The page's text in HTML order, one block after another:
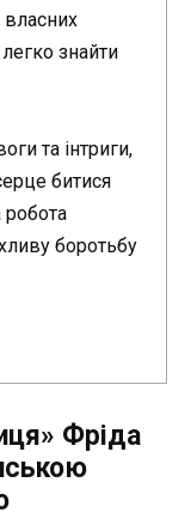
власних
легко знайти
та інтриги,
битися
боротьбу
Фріда